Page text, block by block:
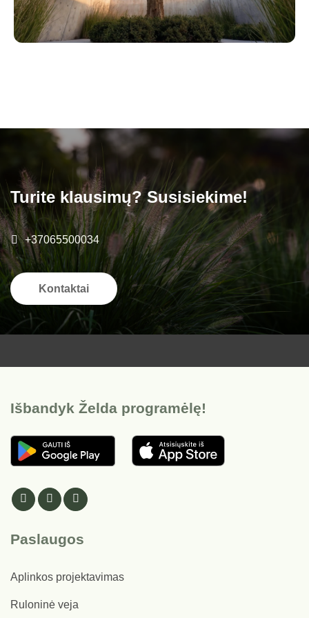
Turite klausimų? Susisiekime!
+37065500034
Kontaktai
Išbandyk Želda programėlę!
Paslaugos
Aplinkos projektavimas
Ruloninė veja